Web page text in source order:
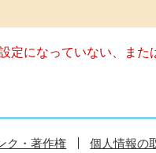
定になっていない、ま
ク・著作権 個人情報の